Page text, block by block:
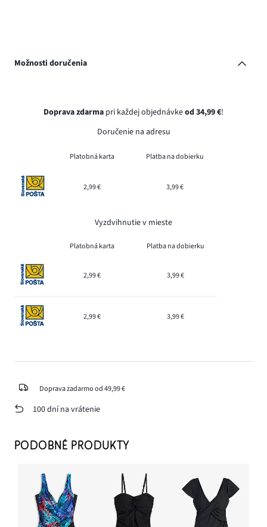
Možnosti doručenia
Doprava zdarma pri každej objednávkeod 34,99 €!
Doručenie na adresu
Platobná karta Platba na dobierku
2,99 € 3,99 €
Vyzdvihnutie v mieste
Platobná karta Platba na dobierku
2,99 € 3,99 €
2,99 € 3,99 €
Doprava zadarmo od 49,99 €
100 dní na vrátenie
PODOBNÉ PRODUKTY